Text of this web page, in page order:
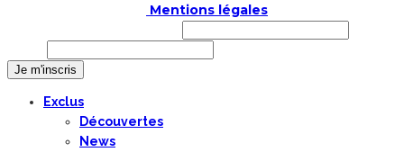
Mentions légales
Exclus
Découvertes
News